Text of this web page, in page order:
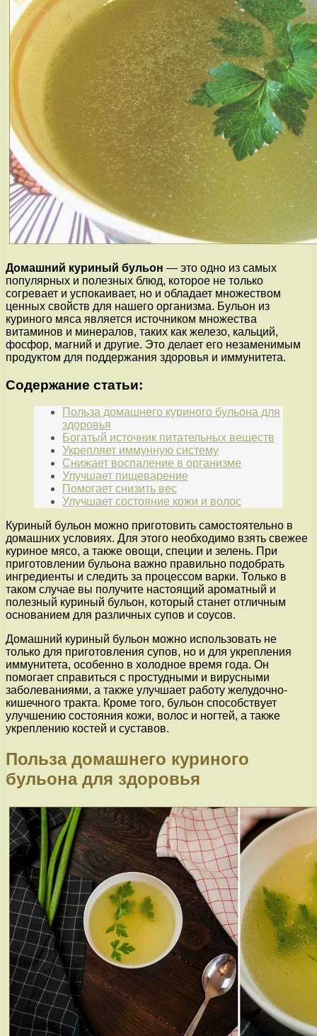
Домашний куриный бульон — это одно из самых
популярных и полезных блюд, которое не только
согревает и успокаивает, но и обладает множеством
ценных свойств для нашего организма. Бульон из
куриного мяса является источником множества
витаминов и минералов, таких как железо, кальций,
фосфор, магний и другие. Это делает его незаменимым
продуктом для поддержания здоровья и иммунитета.
Содержание статьи:
Польза домашнего куриного бульона для
здоровья
Богатый источник питательных веществ
Укрепляет иммунную систему
Снижает воспаление в организме
Улучшает пищеварение
Помогает снизить вес
Улучшает состояние кожи и волос
Куриный бульон можно приготовить самостоятельно в
домашних условиях. Для этого необходимо взять свежее
куриное мясо, а также овощи, специи и зелень. При
приготовлении бульона важно правильно подобрать
ингредиенты и следить за процессом варки. Только в
таком случае вы получите настоящий ароматный и
полезный куриный бульон, который станет отличным
основанием для различных супов и соусов.
Домашний куриный бульон можно использовать не
только для приготовления супов, но и для укрепления
иммунитета, особенно в холодное время года. Он
помогает справиться с простудными и вирусными
заболеваниями, а также улучшает работу желудочно-
кишечного тракта. Кроме того, бульон способствует
улучшению состояния кожи, волос и ногтей, а также
укреплению костей и суставов.
Польза домашнего куриного
бульона для здоровья